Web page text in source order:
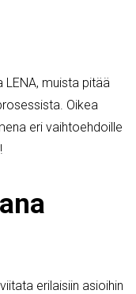
LENA, muista pitää
Oikea
eri vaihtoehdoille
erilaisiin asioihin